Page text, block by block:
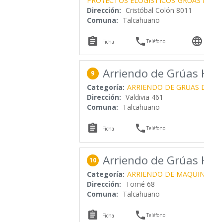
Dirección: Cristóbal Colón 8011
Comuna: Talcahuano
 Ficha Teléfono 
9 Arriendo de Grúas
Categoría: ARRIENDO DE GRUAS
Dirección: Valdivia 461
Comuna: Talcahuano
 Ficha Teléfono
10 Arriendo de Grúas
Categoría: ARRIENDO DE
Dirección: Tomé 68
Comuna: Talcahuano
 Ficha Teléfono